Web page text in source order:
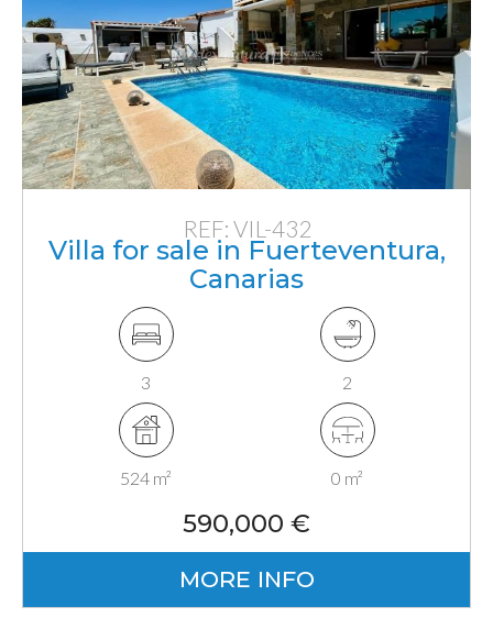
REF: VIL-432
Villa for sale in Fuerteventura,
Canarias
3 2
524 m² 0 m²
590,000 €
MORE INFO